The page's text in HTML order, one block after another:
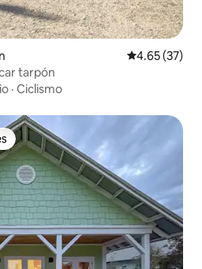
Calificación
4.65 (37)
tarpón
· Ciclismo